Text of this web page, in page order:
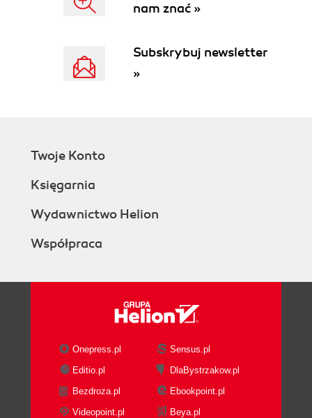
nam znać »
Subskrybuj newsletter
»
Twoje Konto
Księgarnia
Wydawnictwo Helion
Współpraca
Onepress.pl
Sensus.pl
Editio.pl
DlaBystrzakow.pl
Bezdroza.pl
Ebookpoint.pl
Videopoint.pl
Beya.pl